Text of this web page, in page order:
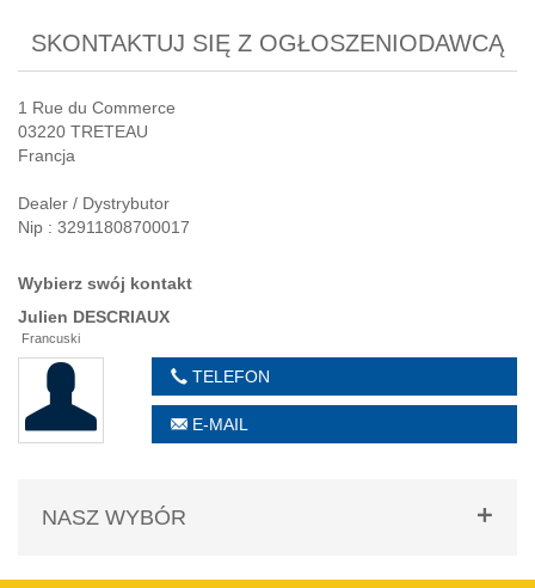
SKONTAKTUJ SIĘ Z OGŁOSZENIODAWCĄ
1 Rue du Commerce
03220 TRETEAU
Francja
Dealer / Dystrybutor
Nip : 32911808700017
Wybierz swój kontakt
Julien DESCRIAUX
Francuski
TELEFON
E-MAIL
NASZ WYBÓR